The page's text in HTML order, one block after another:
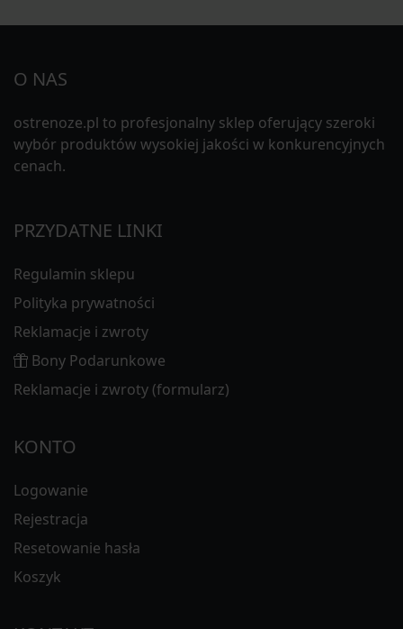
O NAS
ostrenoze.pl to profesjonalny sklep oferujący szeroki
wybór produktów wysokiej jakości w konkurencyjnych
cenach.
PRZYDATNE LINKI
Regulamin sklepu
Polityka prywatności
Reklamacje i zwroty
Bony Podarunkowe
Reklamacje i zwroty (formularz)
KONTO
Logowanie
Rejestracja
Resetowanie hasła
Koszyk